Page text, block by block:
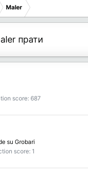
Maler
прати
score 687
su Grobari
score 1